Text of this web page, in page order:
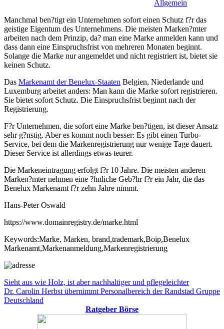
Allgemein
Manchmal ben?tigt ein Unternehmen sofort einen Schutz f?r das
geistige Eigentum des Unternehmens. Die meisten Marken?mter
arbeiten nach dem Prinzip, da? man eine Marke anmelden kann und
dass dann eine Einspruchsfrist von mehreren Monaten beginnt.
Solange die Marke nur angemeldet und nicht registriert ist, bietet sie
keinen Schutz.
Das Markenamt der Benelux-Staaten Belgien, Niederlande und
Luxemburg arbeitet anders: Man kann die Marke sofort registrieren.
Sie bietet sofort Schutz. Die Einspruchsfrist beginnt nach der
Registrierung.
F?r Unternehmen, die sofort eine Marke ben?tigen, ist dieser Ansatz
sehr g?nstig. Aber es kommt noch besser: Es gibt einen Turbo-
Service, bei dem die Markenregistrierung nur wenige Tage dauert.
Dieser Service ist allerdings etwas teurer.
Die Markeneintragung erfolgt f?r 10 Jahre. Die meisten anderen
Marken?mter nehmen eine ?hnliche Geb?hr f?r ein Jahr, die das
Benelux Markenamt f?r zehn Jahre nimmt.
Hans-Peter Oswald
https://www.domainregistry.de/marke.html
Keywords:Marke, Marken, brand,trademark,Boip,Benelux
Markenamt,Markenanmeldung,Markenregistrierung
Beitragsnavigation
Vorheriger
Beitrag:
Sieht aus wie Holz, ist aber nachhaltiger und pflegeleichter
Nächster
Beitrag:
Dr. Carolin Herbst übernimmt Personalbereich der Randstad Gruppe
Deutschland
Ratgeber Börse